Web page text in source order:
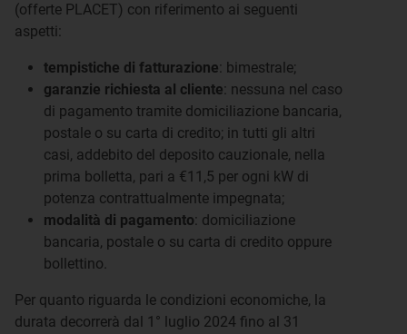
(offerte PLACET) con riferimento ai seguenti
aspetti:
tempistiche di fatturazione: bimestrale;
garanzie richiesta al cliente: nessuna nel caso
di pagamento tramite domiciliazione bancaria,
postale o su carta di credito; in tutti gli altri
casi, addebito del deposito cauzionale, nella
prima bolletta, pari a €11,5 per ogni kW di
potenza contrattualmente impegnata;
modalità di pagamento: domiciliazione
bancaria, postale o su carta di credito oppure
bollettino.
Per quanto riguarda le condizioni economiche, la
durata decorrerà dal 1° luglio 2024 fino al 31